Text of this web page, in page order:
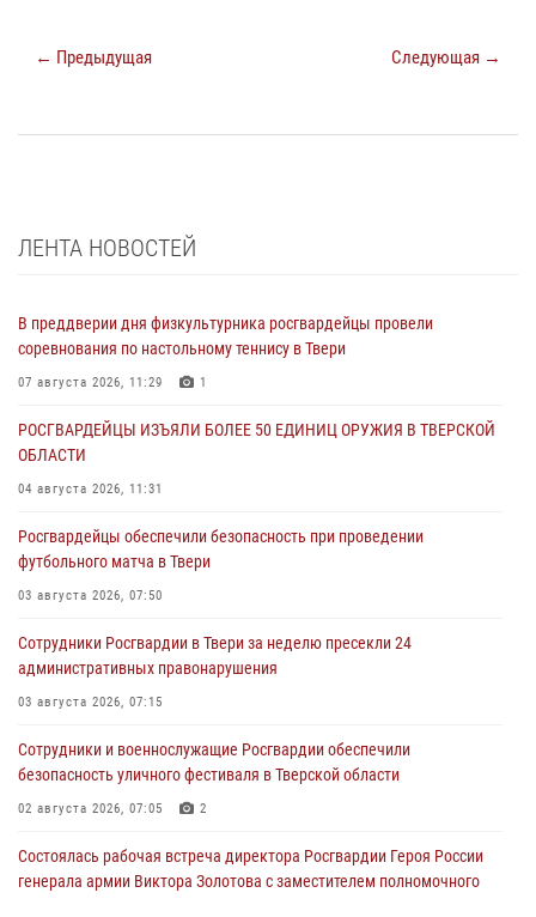
← Предыдущая Следующая →
ЛЕНТА НОВОСТЕЙ
В преддверии дня физкультурника росгвардейцы провели
соревнования по настольному теннису в Твери
07 августа 2026, 11:29 1
РОСГВАРДЕЙЦЫ ИЗЪЯЛИ БОЛЕЕ 50 ЕДИНИЦ ОРУЖИЯ В ТВЕРСКОЙ
ОБЛАСТИ
04 августа 2026, 11:31
Росгвардейцы обеспечили безопасность при проведении
футбольного матча в Твери
03 августа 2026, 07:50
Сотрудники Росгвардии в Твери за неделю пресекли 24
административных правонарушения
03 августа 2026, 07:15
Сотрудники и военнослужащие Росгвардии обеспечили
безопасность уличного фестиваля в Тверской области
02 августа 2026, 07:05 2
Состоялась рабочая встреча директора Росгвардии Героя России
генерала армии Виктора Золотова с заместителем полномочного